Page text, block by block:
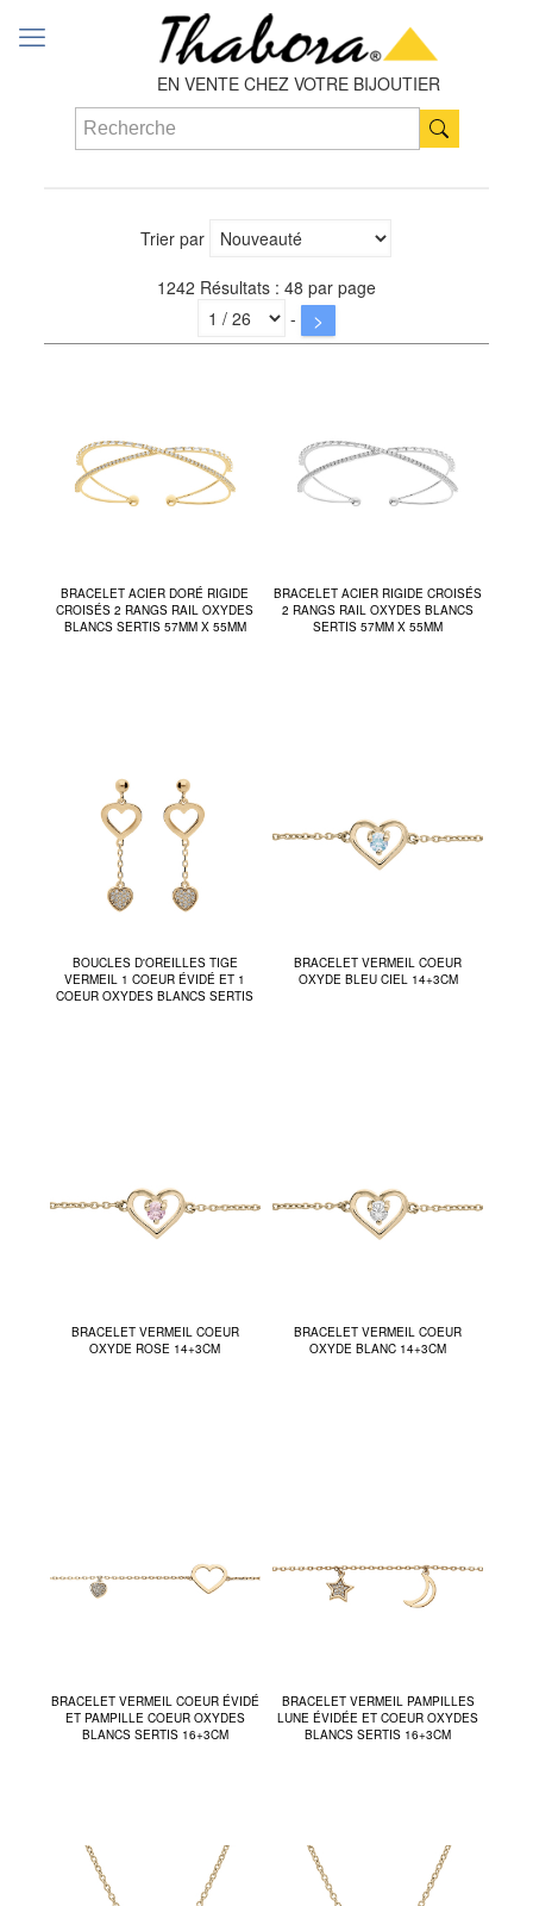
EN VENTE CHEZ VOTRE BIJOUTIER
Trier par
1242 Résultats : 48 par page
-
>
BRACELET ACIER DORÉ RIGIDE
CROISÉS 2 RANGS RAIL OXYDES
BLANCS SERTIS 57MM X 55MM
BRACELET ACIER RIGIDE CROISÉS
2 RANGS RAIL OXYDES BLANCS
SERTIS 57MM X 55MM
BOUCLES D'OREILLES TIGE
VERMEIL 1 COEUR ÉVIDÉ ET 1
COEUR OXYDES BLANCS SERTIS
BRACELET VERMEIL COEUR
OXYDE BLEU CIEL 14+3CM
BRACELET VERMEIL COEUR
OXYDE ROSE 14+3CM
BRACELET VERMEIL COEUR
OXYDE BLANC 14+3CM
BRACELET VERMEIL COEUR ÉVIDÉ
ET PAMPILLE COEUR OXYDES
BLANCS SERTIS 16+3CM
BRACELET VERMEIL PAMPILLES
LUNE ÉVIDÉE ET COEUR OXYDES
BLANCS SERTIS 16+3CM